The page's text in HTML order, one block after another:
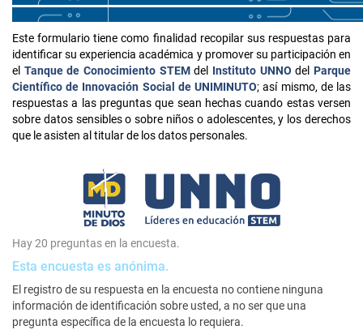
Este formulario tiene como finalidad recopilar sus respuestas para
identificar su experiencia académica y promover su participación en
el Tanque de Conocimiento STEMdel Instituto UNNO delParque
Científico de Innovación Social de UNIMINUTO; así mismo, de las
respuestas a las preguntas que sean hechas cuando estas versen
sobre datos sensibles o sobre niños o adolescentes, y los derechos
que le asisten al titular de los datos personales.
Hay 20 preguntas en la encuesta.
Esta encuesta es anónima.
El registro de su respuesta en la encuesta no contiene ninguna
información de identificación sobre usted, a no ser que una
pregunta específica de la encuesta lo requiera.